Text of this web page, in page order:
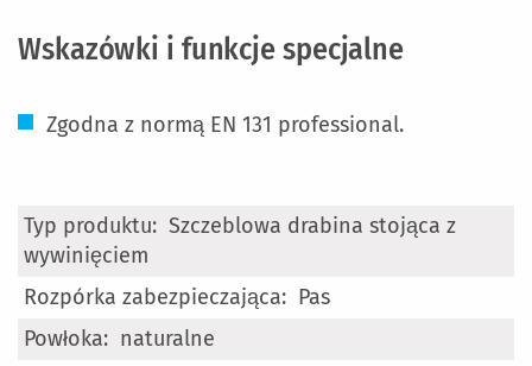
Wskazówki i funkcje specjalne
Zgodna z normą EN 131 professional.
Więcej
informacji
Szczeblowa drabina stojąca z
wywinięciem
Pas
naturalne